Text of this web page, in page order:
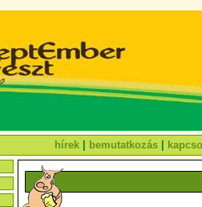
hírek bemutatkozás